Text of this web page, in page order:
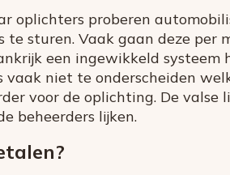
oplichters proberen
sturen. Vaak gaan deze per
een ingewikkeld
niet te onderscheiden
voor de oplichting. De valse
beheerders lijken.